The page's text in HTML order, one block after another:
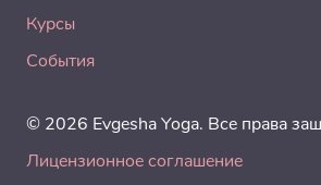
Курсы
События
© 2026 Evgesha Yoga. Все права
Лицензионное соглашение